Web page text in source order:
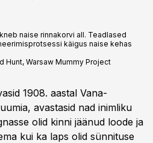
naise rinnakorvi all. Teadlased
käigus naise kehas
Hunt, Warsaw Mummy Project
1908. aastal Vana-
avastasid nad inimliku
olid kinni jäänud loode ja
kui ka laps olid sünnituse